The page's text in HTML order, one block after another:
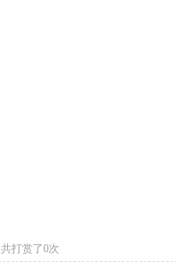
共打赏了0次